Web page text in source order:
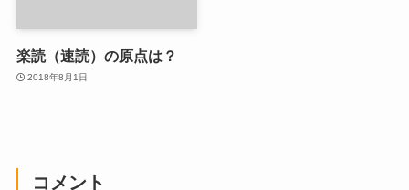
楽読（速読）の原点は？
2018年8月1日
コメント